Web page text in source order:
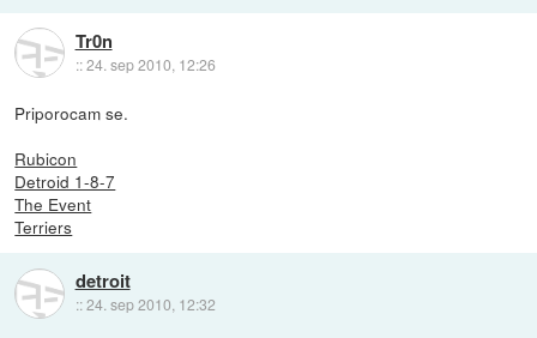
Tr0n
::24. sep 2010, 12:26
Priporocam se.
Rubicon
Detroid 1-8-7
The Event
Terriers
detroit
::24. sep 2010, 12:32